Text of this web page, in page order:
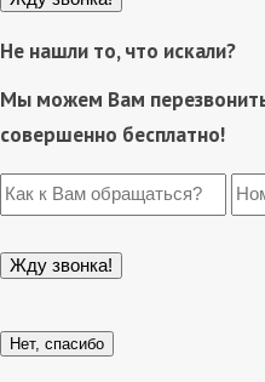
Не нашли то, что искали?
Мы можем Вам
совершенно бесплатно!
Нет, спасибо